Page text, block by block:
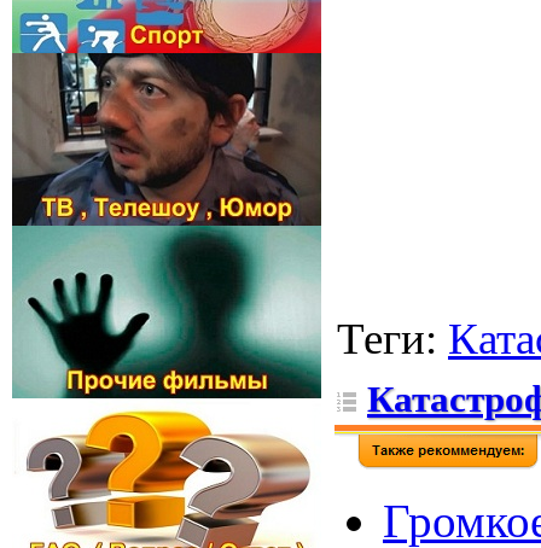
Теги: